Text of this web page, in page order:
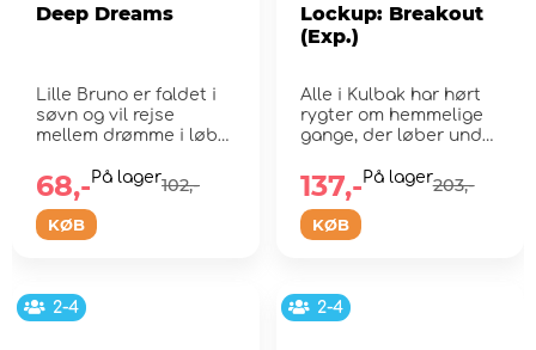
Deep Dreams
Lille Bruno er faldet i
søvn og vil rejse
mellem drømme i løbet
KØB
102,-
68,- På lager
Lockup: Breakout
(Exp.)
Alle i Kulbak har hørt
rygter om hemmelige
gange, der løber under
KØB
203,-
137,- På lager
2-4 2-4